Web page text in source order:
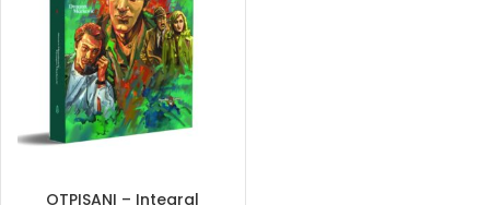
OTPISANI – Integral